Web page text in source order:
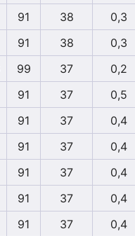
91 38
0,3
91 38
0,3
99 37
0,2
91 37
0,5
91 37
0,4
91 37
0,4
91 37
0,4
91 37
0,4
91 37
0,4